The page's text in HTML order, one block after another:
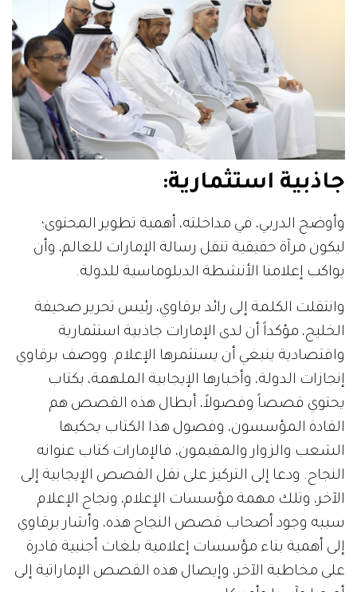
جاذبية استثمارية:
وأوضح الدربي، في مداخلته، أهمية تطوير المحتوى؛
ليكون مرآة حقيقية تنقل رسالة الإمارات للعالم، وأن
يواكب إعلامنا الأنشطة الدبلوماسية للدولة.
وانتقلت الكلمة إلى رائد برقاوي، رئيس تحرير صحيفة
الخليج، مؤكداً أن لدى الإمارات جاذبية استثمارية
واقتصادية ينبغي أن يستثمرها الإعلام. ووصف برقاوي
إنجازات الدولة، وأخبارها الإيجابية الملهمة، بكتاب
يحتوي قصصاً وفصولاً، أبطال هذه القصص هم
القادة المؤسسون، وفصول هذا الكتاب يحكيها
الشعب والزوار والمقيمون، فالإمارات كتاب عنوانه
النجاح. ودعا إلى التركيز على نقل القصص الإيجابية إلى
الآخر، وتلك مهمة مؤسسات الإعلام، ونجاح الإعلام
سببه وجود أصحاب قصص النجاح هذه، وأشار برقاوي
إلى أهمية بناء مؤسسات إعلامية بلغات أجنبية قادرة
على مخاطبة الآخر، وإيصال هذه القصص الإماراتية إلى